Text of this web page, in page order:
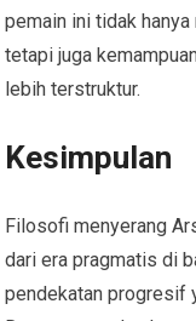
pemain ini tidak
tetapi juga
lebih terstruktur.
Kesimpulan
Filosofi menyerang
dari era pragmatis di
pendekatan progresif